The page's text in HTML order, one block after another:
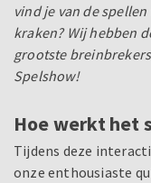
vind je van de
kraken? Wij hebben
grootste
Spelshow!
Hoe werkt het
Tijdens deze
onze enthousiaste